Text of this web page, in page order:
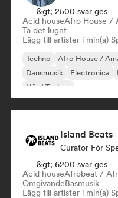
&gt; 2500 svar ges
Acid houseAfro House /
Ta det lugnt
Lägg till artister i min(a)
Techno Afro House /
Dansmusik
Electronica
Hård Techno
Island Beats
Curator För
&gt; 6200 svar ges
Acid houseAfrobeat /
OmgivandeBasmusik
Lägg till artister i min(a)